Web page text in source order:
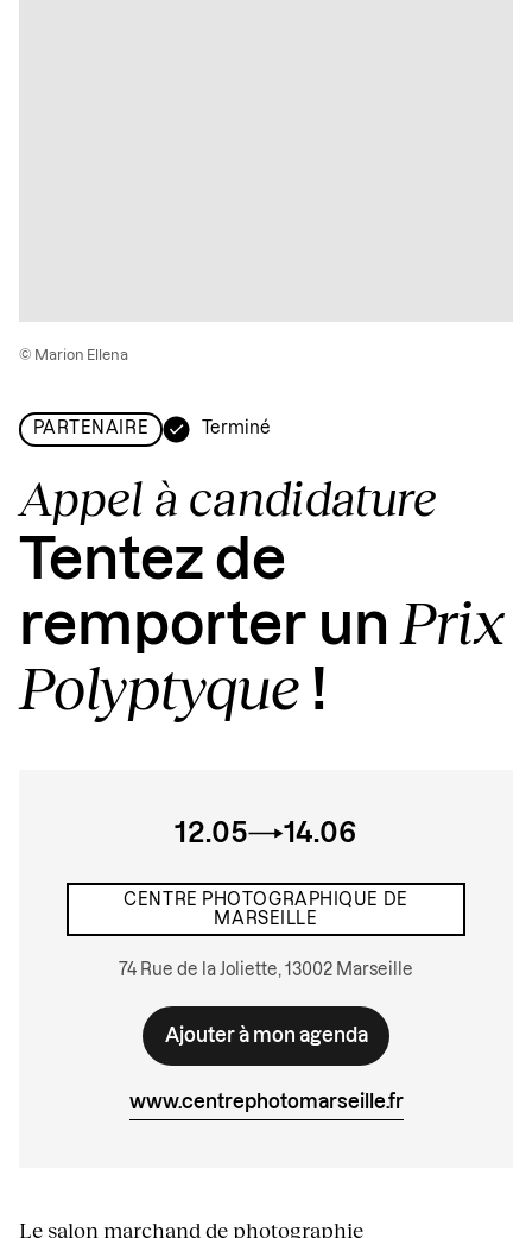
PARTENAIRE Terminé
Appel à candidature
Tentez de
remporter un Prix
Polyptyque !
12.05 14.06
CENTRE PHOTOGRAPHIQUE DE
MARSEILLE
74 Rue de la Joliette, 13002 Marseille
Ajouter à mon agenda
www.centrephotomarseille.fr
Le salon marchand de photographie
© Marion Ellena